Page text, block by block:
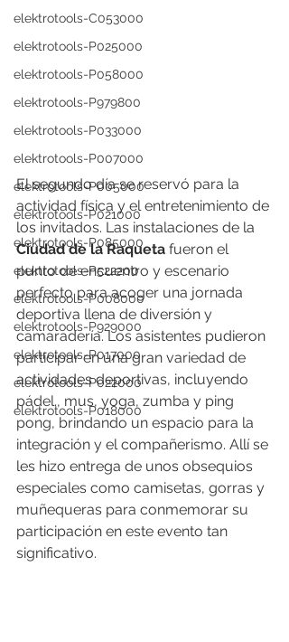
elektrotools-C053000
elektrotools-P025000
elektrotools-P058000
elektrotools-P979800
elektrotools-P033000
elektrotools-P007000
elektrotools-P005000
elektrotools-P021000
elektrotools-P085000
elektrotools-P522200
elektrotools-P008000
elektrotools-P929000
elektrotools-P017000
elektrotools-P022000
elektrotools-P018000
El segundo día se reservó para la
actividad física y el entretenimiento de
los invitados. Las instalaciones de la
Ciudad de la Raqueta fueron el
punto de encuentro y escenario
perfecto para acoger una jornada
deportiva llena de diversión y
camaradería. Los asistentes pudieron
participar en una gran variedad de
actividades deportivas, incluyendo
pádel., mus, yoga, zumba y ping
pong, brindando un espacio para la
integración y el compañerismo. Allí se
les hizo entrega de unos obsequios
especiales como camisetas, gorras y
muñequeras para conmemorar su
participación en este evento tan
significativo.